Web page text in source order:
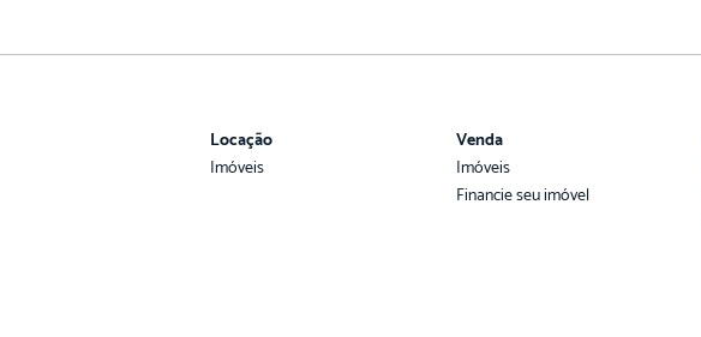
Locação
Imóveis
Venda
Imóveis
Financie seu imóvel